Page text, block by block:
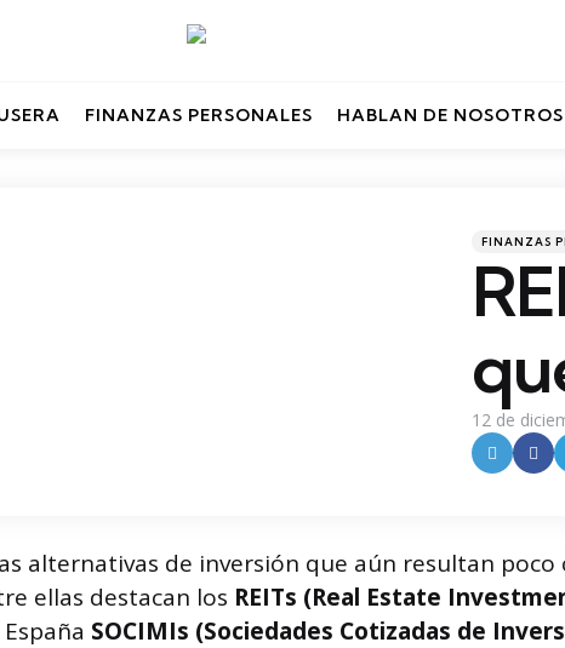
FINANZAS PERSONALES HABLAN DE NOSOTROS
Categories
Posted
FINANZAS
12 de
alternativas de inversión que aún resultan poco
ellas destacan los REITs (Real Estate
SOCIMIs (Sociedades Cotizadas de